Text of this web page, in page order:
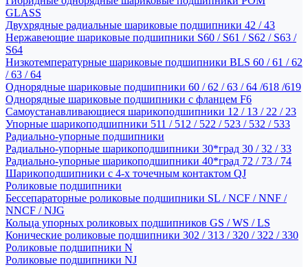
GLASS
Двухрядные радиальные шариковые подшипники 42 / 43
Нержавеющие шариковые подшипники S60 / S61 / S62 / S63 /
S64
Низкотемпературные шариковые подшипники BLS 60 / 61 / 62
/ 63 / 64
Однорядные шариковые подшипники 60 / 62 / 63 / 64 /618 /619
Однорядные шариковые подшипники с фланцем F6
Самоустанавливающиеся шарикоподшипники 12 / 13 / 22 / 23
Упорные шарикоподшипники 511 / 512 / 522 / 523 / 532 / 533
Радиально-упорные подшипники
Радиально-упорные шарикоподшипники 30*град 30 / 32 / 33
Радиально-упорные шарикоподшипники 40*град 72 / 73 / 74
Шарикоподшипники с 4-х точечным контактом QJ
Роликовые подшипники
Бессепараторные роликовые подшипники SL / NCF / NNF /
NNCF / NJG
Кольца упорных роликовых подшипников GS / WS / LS
Конические роликовые подшипники 302 / 313 / 320 / 322 / 330
Роликовые подшипники N
Роликовые подшипники NJ